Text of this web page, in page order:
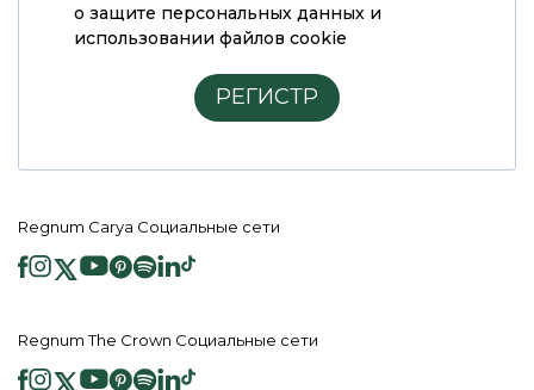
о защите персональных данных и
использовании файлов cookie
РЕГИСТР
Regnum Carya Социальные сети
Regnum The Crown Социальные сети